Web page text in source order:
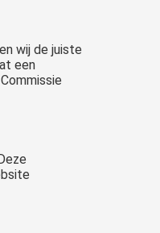
wij de juiste
een